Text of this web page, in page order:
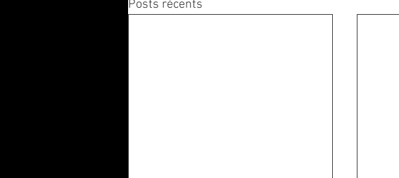
Posts récents